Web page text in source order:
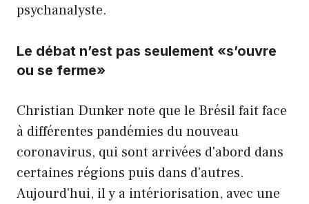
psychanalyste.
Le débat n’est pas seulement «s’ouvre
ou se ferme»
Christian Dunker note que le Brésil fait face
à différentes pandémies du nouveau
coronavirus, qui sont arrivées d'abord dans
certaines régions puis dans d'autres.
Aujourd'hui, il y a intériorisation, avec une